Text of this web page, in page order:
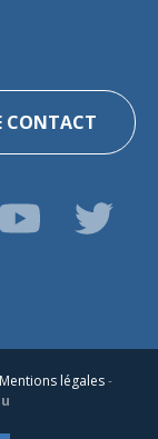
CONTACT
Mentions légales-